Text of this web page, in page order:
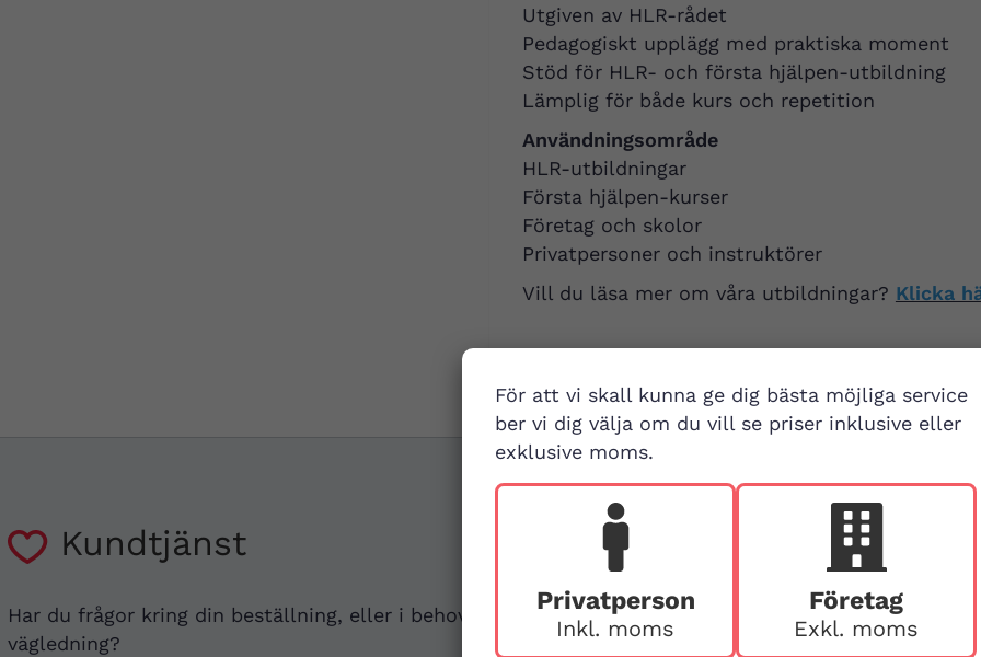
För att vi skall kunna ge dig bästa möjliga service
ber vi dig välja om du vill se priser inklusive eller
exklusive moms.
Privatperson
Inkl. moms
Företag
Exkl. moms
Utgiven av HLR-rådet
Pedagogiskt upplägg med praktiska moment
Stöd för HLR- och första hjälpen-utbildning
Lämplig för både kurs och repetition
Användningsområde
HLR-utbildningar
Första hjälpen-kurser
Företag och skolor
Privatpersoner och instruktörer
Vill du läsa mer om våra utbildningar? Klicka
Kundtjänst
Har du frågor kring din beställning, eller i behov av
vägledning?
Besök
First Aid Sweden
Hägerstensvägen 125